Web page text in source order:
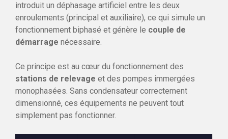
introduit un déphasage artificiel entre les deux
enroulements (principal et auxiliaire), ce qui simule un
fonctionnement biphasé et génère le couple de
démarrage nécessaire.
Ce principe est au cœur du fonctionnement des
stations de relevage et des pompes immergées
monophasées. Sans condensateur correctement
dimensionné, ces équipements ne peuvent tout
simplement pas fonctionner.